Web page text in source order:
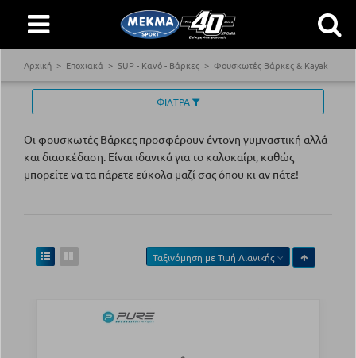
Αρχική Εποχιακά SUP - Κανό - Βάρκες Φουσκωτές Βάρκες & Kayak
ΦΙΛΤΡΑ
Οι φουσκωτές Βάρκες προσφέρουν έντονη γυμναστική αλλά
και διασκέδαση. Είναι ιδανικά για το καλοκαίρι, καθώς
μπορείτε να τα πάρετε εύκολα μαζί σας όπου κι αν πάτε!
Ταξινόμηση μεΤιμή Λιανικής